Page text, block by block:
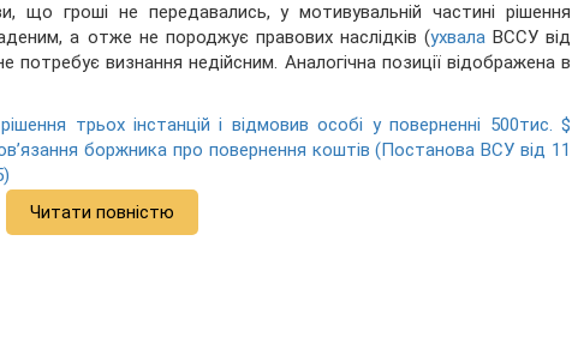
що гроші не передавались, у мотивувальній частині рішення
а отже не породжує правових наслідків (ухвалаВССУ від
потребує визнання недійсним. Аналогічна позиції відображена в
трьох інстанцій і відмовив особі у поверненні 500тис. $
боржника про повернення коштів (Постанова ВСУ від 11
Читати повністю